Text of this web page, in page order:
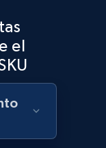
ahora
el